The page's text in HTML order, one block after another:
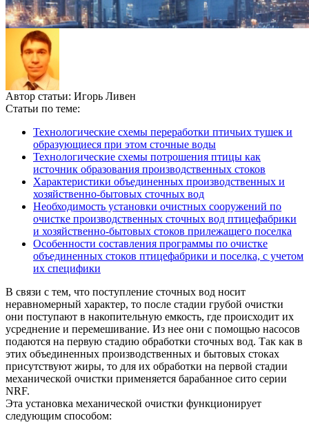
Автор статьи: Игорь Ливен
Статьи по теме:
Технологические схемы переработки птичьих тушек и
образующиеся при этом сточные воды
Технологические схемы потрошения птицы как
источник образования производственных стоков
Характеристики объединенных производственных и
хозяйственно-бытовых сточных вод
Необходимость установки очистных сооружений по
очистке производственных сточных вод птицефабрики
и хозяйственно-бытовых стоков прилежащего поселка
Особенности составления программы по очистке
объединенных стоков птицефабрики и поселка, с учетом
их специфики
В связи с тем, что поступление сточных вод носит
неравномерный характер, то после стадии грубой очистки
они поступают в накопительную емкость, где происходит их
усреднение и перемешивание. Из нее они с помощью насосов
подаются на первую стадию обработки сточных вод. Так как в
этих объединенных производственных и бытовых стоках
присутствуют жиры, то для их обработки на первой стадии
механической очистки применяется барабанное сито серии
NRF.
Эта установка механической очистки функционирует
следующим способом: